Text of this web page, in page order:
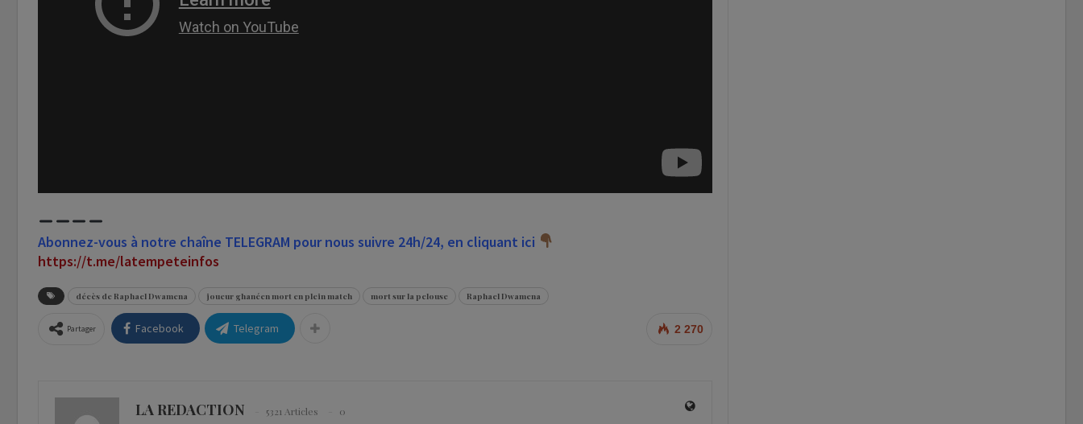
Abonnez-vous à notre chaîne TELEGRAM pour nous suivre 24h/24, en cliquant ici
https://t.me/latempeteinfos
décès de Raphael Dwamena joueur ghanéen mort en plein match mort sur la pelouse Raphael Dwamena
2 270
Partager Facebook Telegram
LA REDACTION 5321 Articles 0